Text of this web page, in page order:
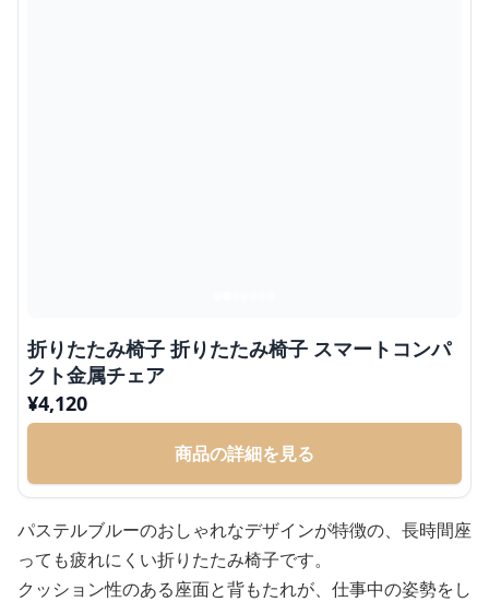
折りたたみ椅子 折りたたみ椅子 スマートコンパ
クト金属チェア
¥4,120
商品の詳細を見る
パステルブルーのおしゃれなデザインが特徴の、長時間座
っても疲れにくい折りたたみ椅子です。
クッション性のある座面と背もたれが、仕事中の姿勢をし